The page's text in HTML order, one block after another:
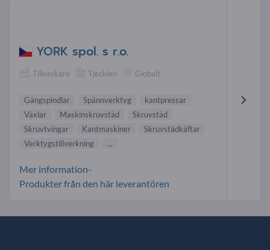
YORK spol. s r.o.
Tillverkare Tjeckien Globalt
Gängspindlar Spännverktyg
kantpressar
Växlar
Maskinskruvstäd
Skruvstäd
Skruvtvingar
Kantmaskiner
Skruvstädkäftar
Verktygstillverkning
...
Mer information-
Produkter från den här leverantören